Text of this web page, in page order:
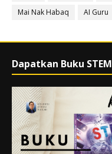
Mai Nak Habaq
AI Guru
Dapatkan Buku STEM